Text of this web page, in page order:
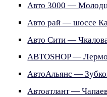
Авто 3000 —
Авто рай — шоссе
Авто Сити —
АВТОSHOP —
АвтоАльянс —
Автоатлант —